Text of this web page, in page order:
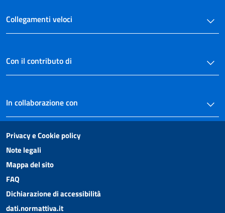
Collegamenti veloci
Con il contributo di
In collaborazione con
Privacy e Cookie policy
Note legali
Mappa del sito
FAQ
Dichiarazione di accessibilità
dati.normattiva.it